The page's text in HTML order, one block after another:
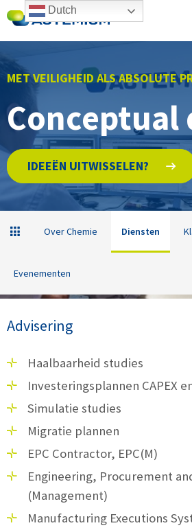
MET VEILIGHEID ALS ABSOLUTE
Conceptual
IDEEËN UITWISSELEN?
Over Chemie Diensten
Evenementen
Advisering
Haalbaarheid studies
Investeringsplannen CAPEX
Simulatie studies
Migratie plannen
EPC Contractor, EPC(M)
Engineering, Procurement
(Management)
Manufacturing Executions
Dutch